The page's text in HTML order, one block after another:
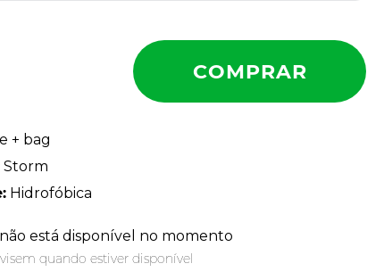
+ bag
Storm
: Hidrofóbica
está disponível no momento
quando estiver disponível